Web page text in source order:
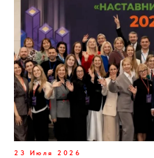
23 Июля 2026